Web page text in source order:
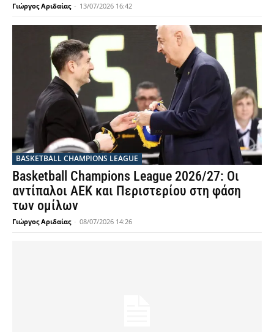
Γιώργος Αριδαίας - 13/07/2026 16:42
BASKETBALL CHAMPIONS LEAGUE
Basketball Champions League 2026/27: Οι
αντίπαλοι ΑΕΚ και Περιστερίου στη φάση
των ομίλων
Γιώργος Αριδαίας - 08/07/2026 14:26